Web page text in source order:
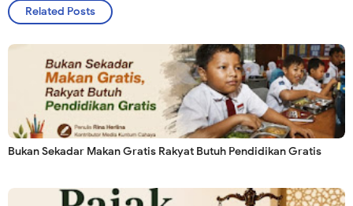
Related Posts
Bukan Sekadar Makan Gratis Rakyat Butuh Pendidikan Gratis